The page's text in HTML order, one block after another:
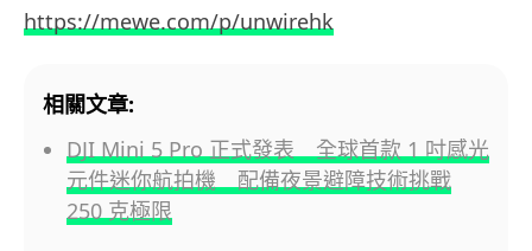
https://mewe.com/p/unwirehk
相關文章:
DJI Mini 5 Pro 正式發表 全球首款 1 吋感光
元件迷你航拍機 配備夜景避障技術挑戰
250 克極限